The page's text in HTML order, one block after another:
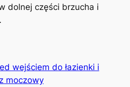
dolnej części brzucha i